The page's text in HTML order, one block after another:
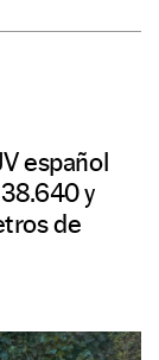
español
y
de